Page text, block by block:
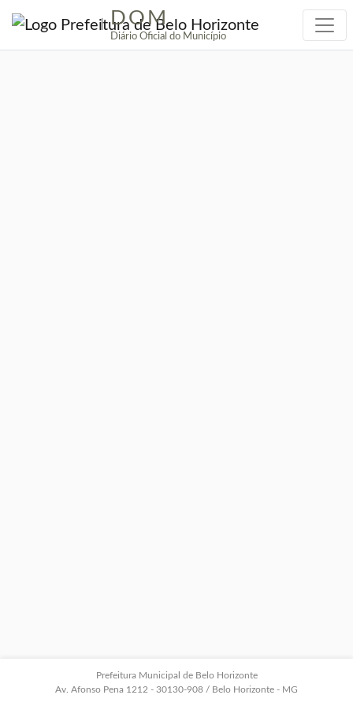
| DOM
Diário Oficial do Município
Prefeitura Municipal de Belo Horizonte
Av. Afonso Pena 1212 - 30130-908 / Belo Horizonte - MG